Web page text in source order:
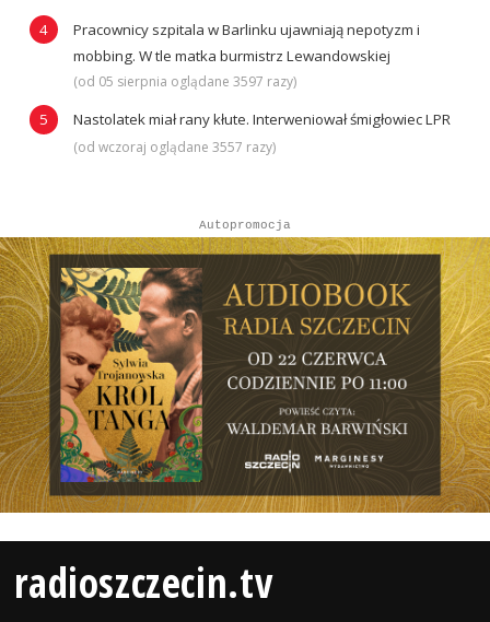
Pracownicy szpitala w Barlinku ujawniają nepotyzm i
mobbing. W tle matka burmistrz Lewandowskiej
(od 05 sierpnia oglądane 3597 razy)
Nastolatek miał rany kłute. Interweniował śmigłowiec LPR
(od wczoraj oglądane 3557 razy)
Autopromocja
radioszczecin.tv